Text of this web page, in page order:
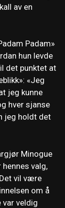
av en
Padam»
hun levde
det punktet at
«Jeg
jeg kunne
hver sjanse
jeg holdt det
Minogue
valg,
vil være
om å
var veldig